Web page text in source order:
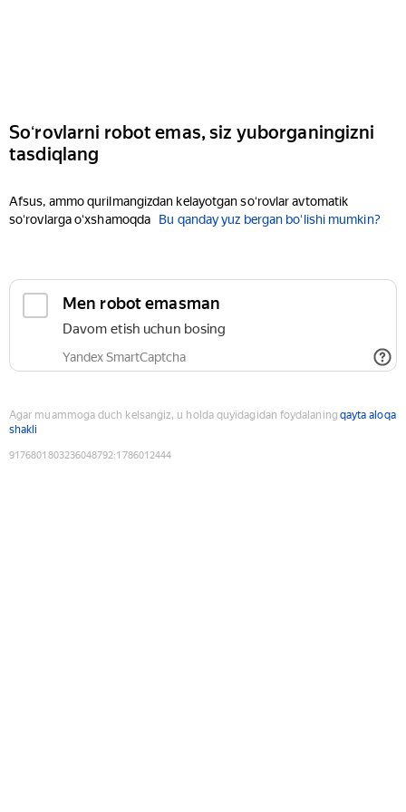
Soʻrovlarni robot emas, siz yuborganingizni
tasdiqlang
Afsus, ammo qurilmangizdan kelayotgan soʻrovlar avtomatik
soʻrovlarga oʻxshamoqda
Bu qanday yuz bergan boʻlishi mumkin?
Men robot emasman
Davom etish uchun bosing
Yandex SmartCaptcha
Agar muammoga duch kelsangiz, u holda quyidagidan foydalaning qayta aloqa
shakli
9176801803236048792:1786012444